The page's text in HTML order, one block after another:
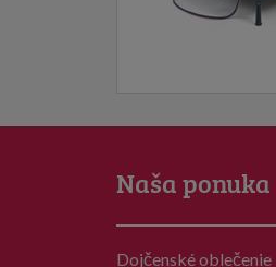
Naša ponuka
Dojčenské oblečenie